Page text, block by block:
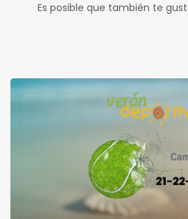
Es posible que también te